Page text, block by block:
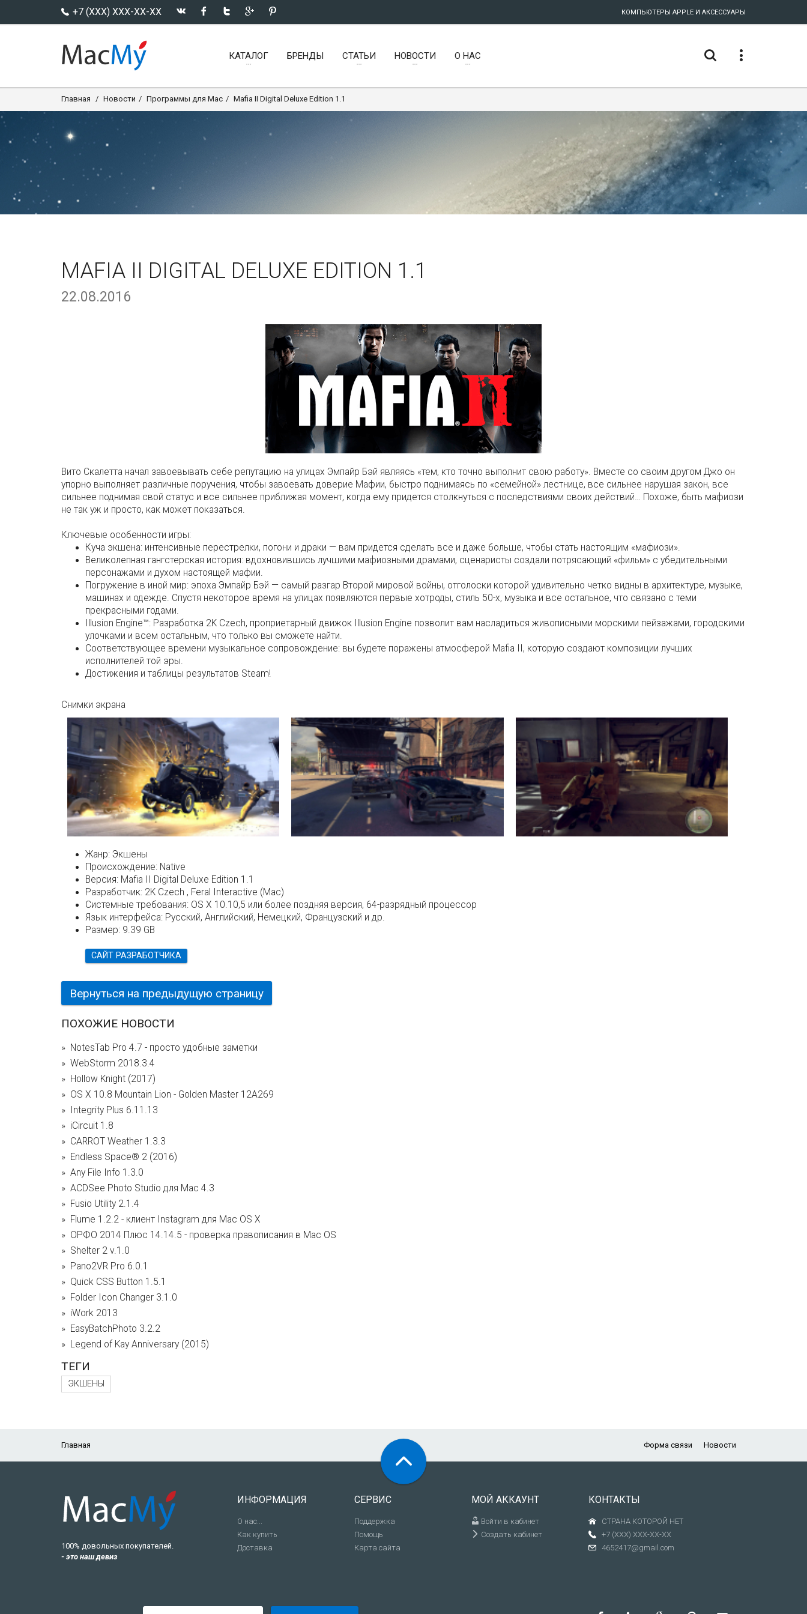
+7 (XXX) XXX-XX-XX КОМПЬЮТЕРЫ APPLE И АКСЕССУАРЫ
КАТАЛОГ БРЕНДЫ СТАТЬИ НОВОСТИ О НАС
Главная Новости Программы для Mac Mafia II Digital Deluxe Edition 1.1
MAFIA II DIGITAL DELUXE EDITION 1.1
22.08.2016
Вито Скалетта начал завоевывать себе репутацию на улицах Эмпайр Бэй являясь «тем, кто точно выполнит свою работу». Вместе со своим другом Джо он
упорно выполняет различные поручения, чтобы завоевать доверие Мафии, быстро поднимаясь по «семейной» лестнице, все сильнее нарушая закон, все
сильнее поднимая свой статус и все сильнее приближая момент, когда ему придется столкнуться с последствиями своих действий… Похоже, быть мафиози
не так уж и просто, как может показаться.
Ключевые особенности игры:
Куча экшена: интенсивные перестрелки, погони и драки — вам придется сделать все и даже больше, чтобы стать настоящим «мафиози».
Великолепная гангстерская история: вдохновившись лучшими мафиозными драмами, сценаристы создали потрясающий «фильм» с убедительными
персонажами и духом настоящей мафии.
Погружение в иной мир: эпоха Эмпайр Бэй — самый разгар Второй мировой войны, отголоски которой удивительно четко видны в архитектуре, музыке,
машинах и одежде. Спустя некоторое время на улицах появляются первые хотроды, стиль 50-х, музыка и все остальное, что связано с теми
прекрасными годами.
Illusion Engine™: Разработка 2K Czech, проприетарный движок Illusion Engine позволит вам насладиться живописными морскими пейзажами, городскими
улочками и всем остальным, что только вы сможете найти.
Соответствующее времени музыкальное сопровождение: вы будете поражены атмосферой Mafia II, которую создают композиции лучших
исполнителей той эры.
Достижения и таблицы результатов Steam!
Снимки экрана
Жанр: Экшены
Происхождение: Native
Версия: Mafia II Digital Deluxe Edition 1.1
Разработчик: 2K Czech , Feral Interactive (Mac)
Системные требования: OS X 10.10,5 или более поздняя версия, 64-разрядный процессор
Язык интерфейса: Русский, Английский, Немецкий, Французский и др.
Размер: 9.39 GB
САЙТ РАЗРАБОТЧИКА
Вернуться на предыдущую страницу
ПОХОЖИЕ НОВОСТИ
NotesTab Pro 4.7 - просто удобные заметки
WebStorm 2018.3.4
Hollow Knight (2017)
OS X 10.8 Mountain Lion - Golden Master 12A269
Integrity Plus 6.11.13
iCircuit 1.8
CARROT Weather 1.3.3
Endless Space® 2 (2016)
Any File Info 1.3.0
ACDSee Photo Studio для Mac 4.3
Fusio Utility 2.1.4
Flume 1.2.2 - клиент Instagram для Mac OS X
ОРФО 2014 Плюс 14.14.5 - проверка правописания в Mac OS
Shelter 2 v.1.0
Pano2VR Pro 6.0.1
Quick CSS Button 1.5.1
Folder Icon Changer 3.1.0
iWork 2013
EasyBatchPhoto 3.2.2
Legend of Kay Anniversary (2015)
ТЕГИ
ЭКШЕНЫ
Главная Форма связи Новости
100% довольных покупателей.
- это наш девиз
ИНФОРМАЦИЯ
О нас...
Как купить
Доставка
СЕРВИС
Поддержка
Помощь
Карта сайта
МОЙ АККАУНТ
Войти в кабинет
Создать кабинет
КОНТАКТЫ
СТРАНА КОТОРОЙ НЕТ
+7 (XXX) XXX-XX-XX
4652417@gmail.com